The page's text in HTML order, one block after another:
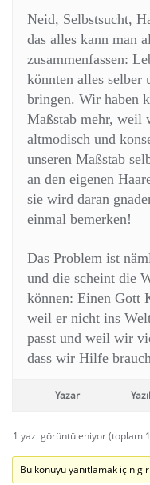
Neid, Selbstsucht,
das alles kann man
zusammenfassen:
könnten alles selber
bringen. Wir haben
Maßstab mehr, weil
altmodisch und
unseren Maßstab
an den eigenen
sie wird daran
einmal bemerken!
Das Problem ist
und die scheint die
können: Einen Gott
weil er nicht ins
passt und weil wir
dass wir Hilfe
Yazar
1 yazı görüntüleniyor (toplam
Bu konuyu yanıtlamak için